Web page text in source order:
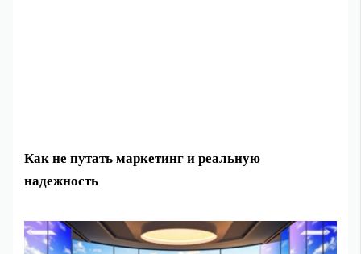
Как не путать маркетинг и реальную
надежность